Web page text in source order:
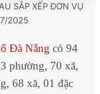
SẮP XẾP ĐƠN VỤ
2025
Đà Nẵng có 94
phường, 70 xã,
68 xã, 01 đặc